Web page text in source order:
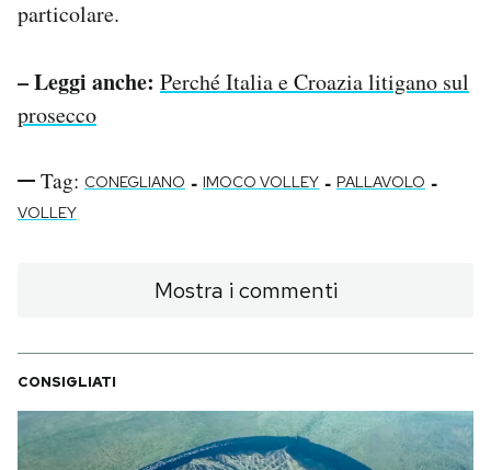
particolare.
– Leggi anche: Perché Italia e Croazia litigano sul
prosecco
Tag: CONEGLIANO - IMOCO VOLLEY - PALLAVOLO -
VOLLEY
Mostra i commenti
CONSIGLIATI